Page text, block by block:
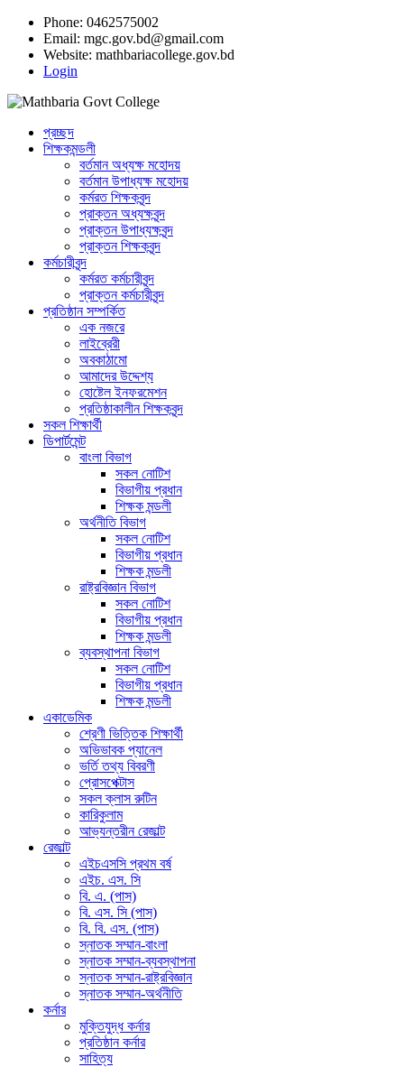
Phone: 0462575002
Email: mgc.gov.bd@gmail.com
Website: mathbariacollege.gov.bd
Login
প্রচ্ছদ
শিক্ষকমন্ডলী
বর্তমান অধ্যক্ষ মহোদয়
বর্তমান ‌উপাধ্যক্ষ মহোদয়
কর্মরত শিক্ষকবৃন্দ
প্রাক্তন অধ্যক্ষবৃন্দ
প্রাক্তন উপাধ্যক্ষবৃন্দ
প্রাক্তন শিক্ষকবৃন্দ
কর্মচারীবৃন্দ
কর্মরত কর্মচারীবৃন্দ
প্রাক্তন কর্মচারীবৃন্দ
প্রতিষ্ঠান সম্পর্কিত
এক নজরে
লাইব্রেরী
অবকাঠামো
আমাদের উদ্দেশ্য
হোষ্টেল ইনফরমেশন
প্রতিষ্ঠাকালীন শিক্ষকবৃন্দ
সকল শিক্ষার্থী
ডিপার্টমেন্ট
বাংলা বিভাগ
সকল নোটিশ
বিভাগীয় প্রধান
শিক্ষক মন্ডলী
অর্থনীতি বিভাগ
সকল নোটিশ
বিভাগীয় প্রধান
শিক্ষক মন্ডলী
রাষ্ট্রবিজ্ঞান বিভাগ
সকল নোটিশ
বিভাগীয় প্রধান
শিক্ষক মন্ডলী
ব্যবস্থাপনা বিভাগ
সকল নোটিশ
বিভাগীয় প্রধান
শিক্ষক মন্ডলী
একাডেমিক
শ্রেণী ভিত্তিক শিক্ষার্থী
অভিভাবক প্যানেল
ভর্তি তথ্য বিবরণী
প্রোসপেক্টাস
সকল ক্লাস রুটিন
কারিকুলাম
আভ্যন্তরীন রেজাল্ট
রেজাল্ট
এইচএসসি প্রথম বর্ষ
এইচ. এস. সি
বি. এ. (পাস)
বি. এস. সি (পাস)
বি. বি. এস. (পাস)
স্নাতক সম্মান-বাংলা
স্নাতক সম্মান-ব্যবস্থাপনা
স্নাতক সম্মান-রাষ্ট্রবিজ্ঞান
স্নাতক সম্মান-অর্থনীতি
কর্নার
মুক্তিযুদ্ধ কর্নার
প্রতিষ্ঠান কর্নার
সাহিত্য